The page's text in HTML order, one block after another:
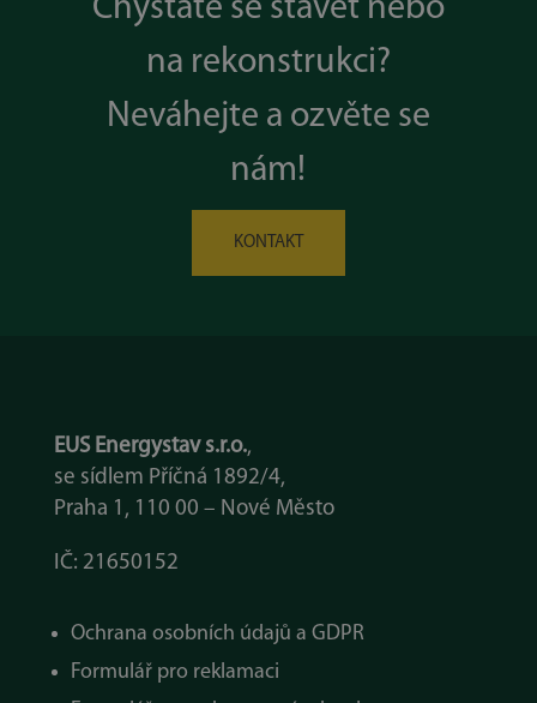
Chystáte se stavět nebo
na rekonstrukci?
Neváhejte a ozvěte se
nám!
KONTAKT
EUS Energystav s.r.o.,
se sídlem Příčná 1892/4,
Praha 1, 110 00 – Nové Město
IČ: 21650152
Ochrana osobních údajů a GDPR
Formulář pro reklamaci